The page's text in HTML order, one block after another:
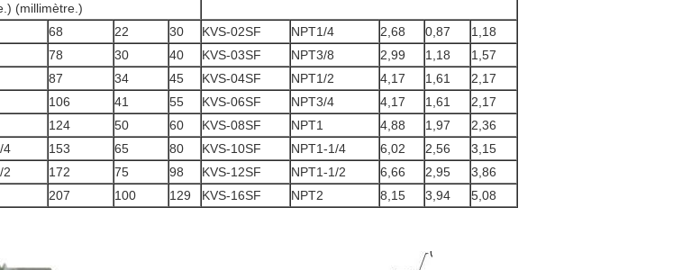
(millimètre.)
68 22 30 KVS-02SF NPT1/4 2,68 0,87
1,18
78 30 40 KVS-03SF NPT3/8 2,99 1,18
1,57
87 34 45 KVS-04SF NPT1/2 4,17 1,61
2,17
106 41 55 KVS-06SF NPT3/4 4,17 1,61
2,17
124 50 60 KVS-08SF NPT1 4,88 1,97
2,36
4 153 65 80 KVS-10SF NPT1-1/4 6,02 2,56
3,15
2 172 75 98 KVS-12SF NPT1-1/2 6,66 2,95
3,86
207 100 129 KVS-16SF NPT2 8,15 3,94 5,08